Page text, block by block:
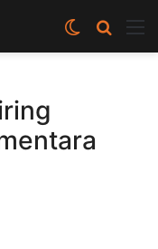
Cari
berita
Switch
skin